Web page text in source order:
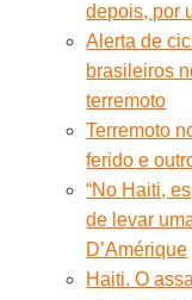
depois, por
Alerta de
brasileiros
terremoto
Terremoto
ferido e
“No Haiti,
de levar
D’Amérique
Haiti. O